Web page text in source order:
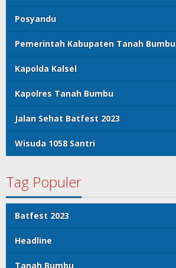
Posyandu
Pemerintah Kabupaten Tanah Bumbu
Kapolda Kalsel
Kapolres Tanah Bumbu
Jalan Sehat Batfest 2023
Wisuda 1058 Santri
Tag Populer
Batfest 2023
Headline
Tanah Bumbu